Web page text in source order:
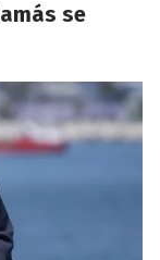
se